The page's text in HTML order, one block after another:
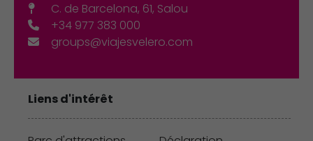
C. de Barcelona, 61, Salou
+34 977 383 000
groups@viajesvelero.com
Liens d'intérêt